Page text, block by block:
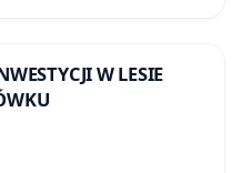
W LESIE